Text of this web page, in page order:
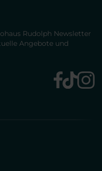
Rudolph Newsletter
Angebote und